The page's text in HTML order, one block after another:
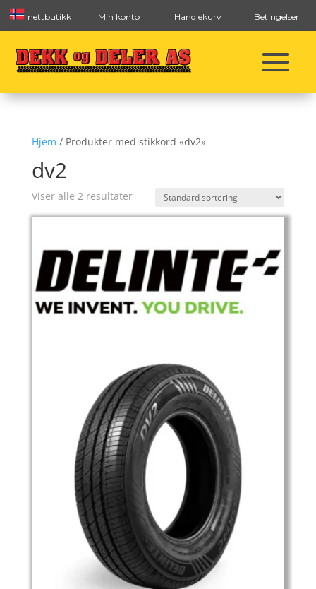
nettbutikk Min konto Handlekurv Betingelser
Hjem / Produkter med stikkord «dv2»
dv2
Viser alle 2 resultater